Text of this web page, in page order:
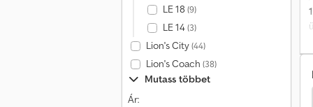
LE 18 (9)
LE 14(3)
Lion's City(44)
Lion's Coach (38)
Mutass többet
Ár:
Daf Cf Nyergesvontató